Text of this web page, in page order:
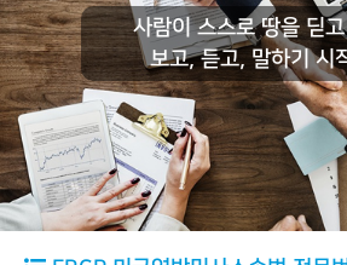
사람이 스스로 땅을 딛
보고, 듣고, 말하기 시